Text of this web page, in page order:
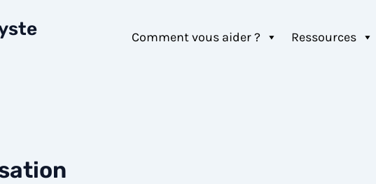
Comment vous aider ? Ressources